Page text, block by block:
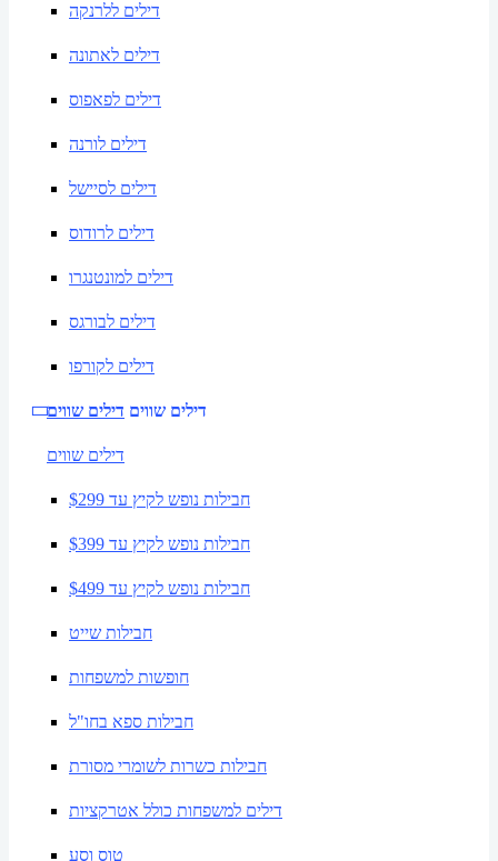
דילים ללרנקה
דילים לאתונה
דילים לפאפוס
דילים לורנה
דילים לסיישל
דילים לרודוס
דילים למונטנגרו
דילים לבורגס
דילים לקורפו
דילים שווים דילים שווים
דילים שווים
חבילות נופש לקיץ עד $299
חבילות נופש לקיץ עד $399
חבילות נופש לקיץ עד $499
חבילות שייט
חופשות למשפחות
חבילות ספא בחו"ל
חבילות כשרות לשומרי מסורת
דילים למשפחות כולל אטרקציות
טוס וסע